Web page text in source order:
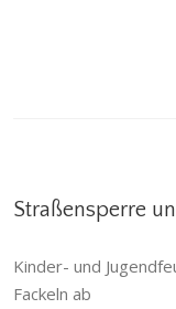
Straßensperre
Kinder- und
Fackeln ab